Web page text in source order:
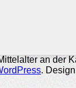
an der
.